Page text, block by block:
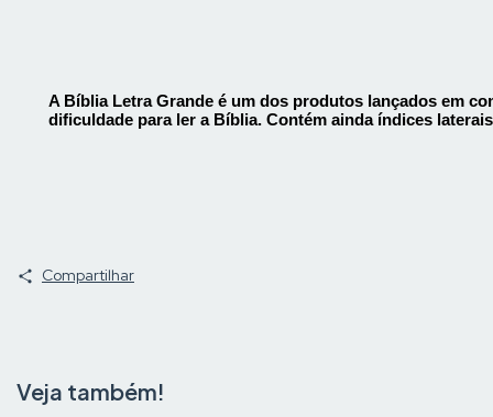
A Bíblia Letra Grande é um dos produtos lançados em
dificuldade para ler a Bíblia. Contém ainda índices
Compartilhar
Veja também!